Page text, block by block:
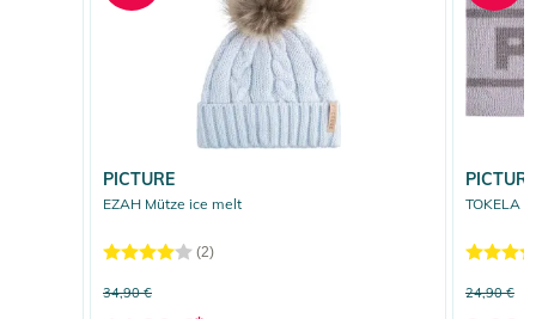
PICTURE
EZAH Mütze ice melt
(2)
34,90 €
PICTURE
TOKELA
24,90 €